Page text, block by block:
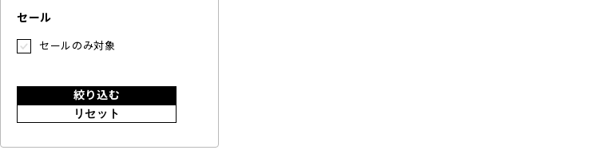
セール
セールのみ対象
絞り込む
リセット